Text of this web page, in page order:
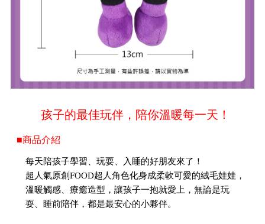
孩子的最佳玩伴，陪你溫暖每一天！
■商品介紹
每天陪孩子學習、玩耍、入睡的好朋友來了！
超人氣原創FOOD超人角色化身成柔軟可愛的絨毛娃娃，
溫暖觸感、療癒造型，讓孩子一抱就愛上，無論是玩
耍、睡前陪伴，都是最安心的小夥伴。